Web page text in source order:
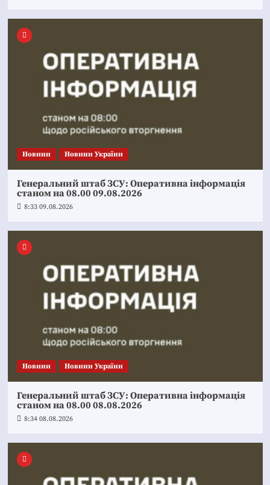
Новини Новини України
Генеральний штаб ЗСУ: Оперативна інформація
станом на 08.00 09.08.2026
8:33 09.08.2026
Новини Новини України
Генеральний штаб ЗСУ: Оперативна інформація
станом на 08.00 08.08.2026
8:34 08.08.2026